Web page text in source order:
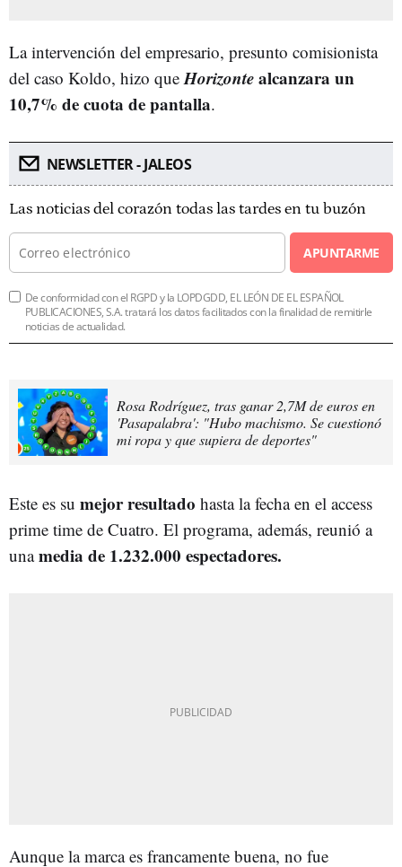
La intervención del empresario, presunto comisionista
del caso Koldo, hizo que Horizontealcanzara un
10,7% de cuota de pantalla.
NEWSLETTER - JALEOS
Las noticias del corazón todas las tardes en tu buzón
APUNTARME
De conformidad con el RGPD y la LOPDGDD, EL LEÓN DE EL ESPAÑOL
PUBLICACIONES, S.A. tratará los datos facilitados con la finalidad de remitirle
noticias de actualidad.
Rosa Rodríguez, tras ganar 2,7M de euros en
'Pasapalabra': "Hubo machismo. Se cuestionó
mi ropa y que supiera de deportes"
Este es su mejor resultado hasta la fecha en el access
prime time de Cuatro. El programa, además, reunió a
unamedia de 1.232.000 espectadores.
Aunque la marca es francamente buena, no fue